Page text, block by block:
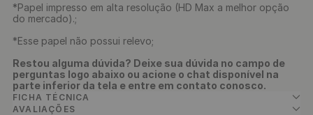
*Papel impresso em alta resolução (HD Max a melhor opção
do mercado).;
*Esse papel não possui relevo;
Restou alguma dúvida? Deixe sua dúvida no campo de
perguntas logo abaixo ou acione o chat disponível na
parte inferior da tela e entre em contato conosco.
FICHA TÉCNICA
AVALIAÇÕES